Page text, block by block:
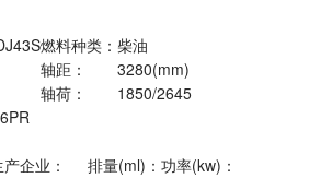
燃料种类： 柴油
轴距：
3280(mm)
轴荷：
1850/2645
企业： 排量(ml)：功率(kw)：